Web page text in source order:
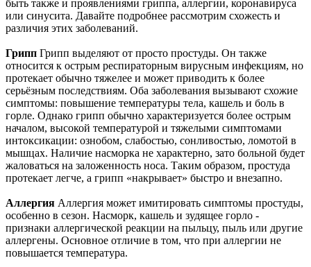
быть также и проявлениями гриппа, аллергии, коронавируса
или синусита. Давайте подробнее рассмотрим схожесть и
различия этих заболеваний.
Грипп Грипп выделяют от просто простуды. Он также
относится к острым респираторным вирусным инфекциям, но
протекает обычно тяжелее и может приводить к более
серьёзным последствиям. Оба заболевания вызывают схожие
симптомы: повышение температуры тела, кашель и боль в
горле. Однако грипп обычно характеризуется более острым
началом, высокой температурой и тяжелыми симптомами
интоксикации: ознобом, слабостью, сонливостью, ломотой в
мышцах. Наличие насморка не характерно, зато больной будет
жаловаться на заложенность носа. Таким образом, простуда
протекает легче, а грипп «накрывает» быстро и внезапно.
Аллергия Аллергия может имитировать симптомы простуды,
особенно в сезон. Насморк, кашель и зудящее горло -
признаки аллергической реакции на пыльцу, пыль или другие
аллергены. Основное отличие в том, что при аллергии не
повышается температура.